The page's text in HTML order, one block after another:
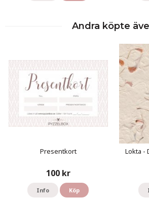
Andra köpte
Presentkort
100 kr
Info Köp
Lokta -